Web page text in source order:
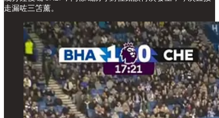
走漏咗三笘薰。